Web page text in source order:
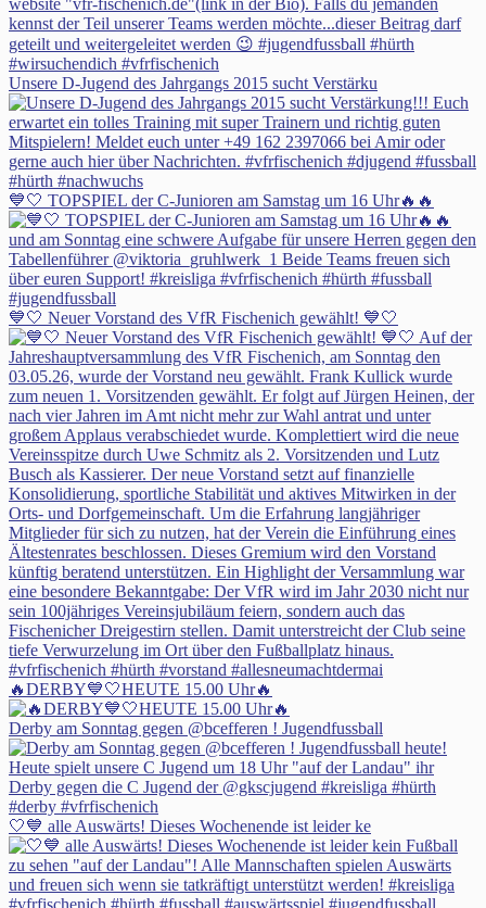
Unsere D-Jugend des Jahrgangs 2015 sucht Verstärku
💙🤍 TOPSPIEL der C-Junioren am Samstag um 16 Uhr🔥🔥
💙🤍 Neuer Vorstand des VfR Fischenich gewählt! 💙🤍
🔥DERBY💙🤍HEUTE 15.00 Uhr🔥
Derby am Sonntag gegen @bcefferen ! Jugendfussball
🤍💙 alle Auswärts! Dieses Wochenende ist leider ke